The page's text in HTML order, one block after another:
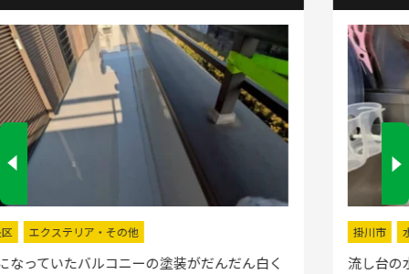
掛川市 水回りリフォーム
流し台の水栓が壊れたので直してほしいと弊社にお電話